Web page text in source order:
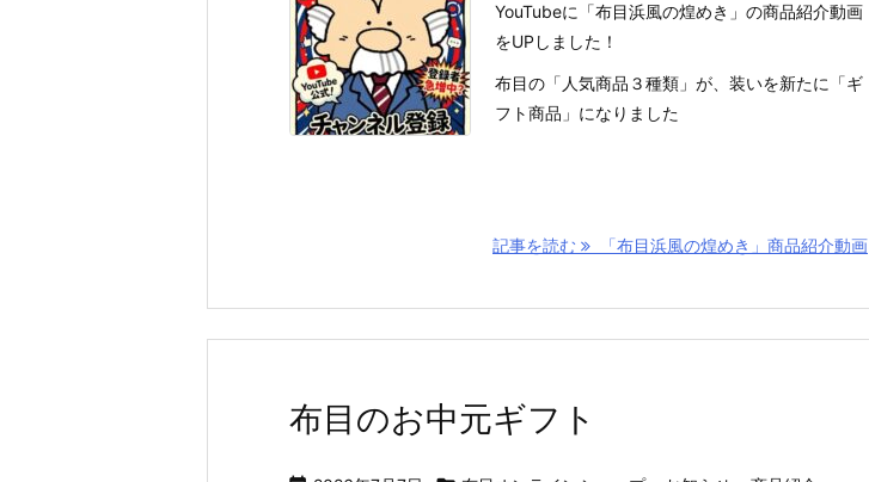
YouTubeに「布目浜風の煌めき」の商品紹介動画
をUPしました！
布目の「人気商品３種類」が、装いを新たに「ギ
フト商品」になりました
記事を読む 「布目浜風の煌めき」商品紹介動画
布目のお中元ギフト